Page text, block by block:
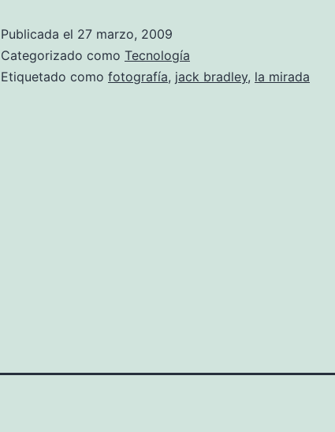
Publicada el 27 marzo, 2009
Categorizado como Tecnología
Etiquetado como fotografía, jack bradley, la mirada